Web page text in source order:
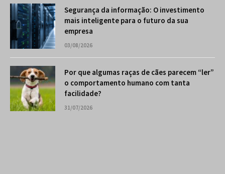
Segurança da informação: O investimento
mais inteligente para o futuro da sua
empresa
03/08/2026
Por que algumas raças de cães parecem “ler”
o comportamento humano com tanta
facilidade?
31/07/2026